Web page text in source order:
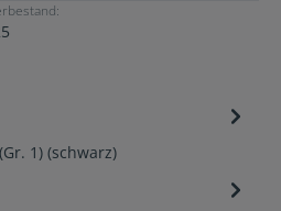
1) (schwarz)